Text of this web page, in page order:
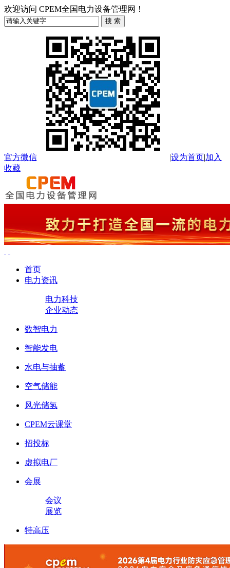
欢迎访问 CPEM全国电力设备管理网！
官方微信 |设为首页|加入
收藏
首页
电力资讯
电力科技
企业动态
数智电力
智能发电
水电与抽蓄
空气储能
风光储氢
CPEM云课堂
招投标
虚拟电厂
会展
会议
展览
特高压